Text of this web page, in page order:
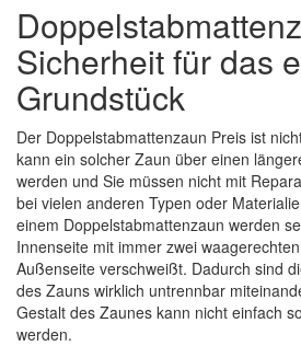
Sicherheit für das
Grundstück
Der Doppelstabmattenzaun Preis ist
kann ein solcher Zaun über einen
werden und Sie müssen nicht mit
bei vielen anderen Typen oder
einem Doppelstabmattenzaun werden
Innenseite mit immer zwei
Außenseite verschweißt. Dadurch sind
des Zauns wirklich untrennbar
Gestalt des Zaunes kann nicht einfach
werden.